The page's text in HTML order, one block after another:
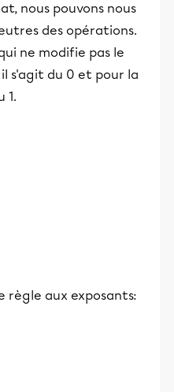
nous pouvons nous
des opérations.
ne modifie pas le
s'agit du 0 et pour la
1.
règle aux exposants: